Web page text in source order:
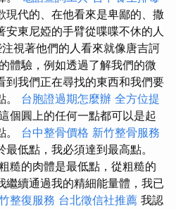
現代的、在他看來是卑鄙的、撒
安東尼婭的手臂從喋喋不休的人
視著他們的人看來就像唐吉訶
體驗，例如透過了解我們的微
到我們正在尋找的東西和我們要
。 台胞證過期怎麼辦 全方位提
個圓上的任何一點都可以是起
。 台中整骨價格 新竹整骨服務
低點，我必須達到最高點。
糙的肉體是最低點，從粗糙的
繼續通過我的精細能量體，我已
整復服務 台北徵信社推薦 我認